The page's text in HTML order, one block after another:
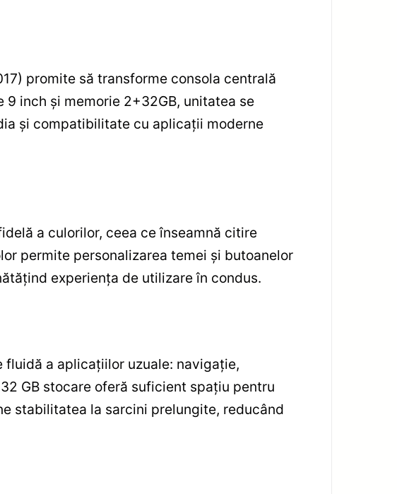
promite să transforme consola centrală
9 inch şi memorie 2+32GB, unitatea se
şi compatibilitate cu aplicaţii moderne
a culorilor, ceea ce înseamnă citire
permite personalizarea temei şi butoanelor
experienţa de utilizare în condus.
fluidă a aplicaţiilor uzuale: navigaţie,
GB stocare oferă suficient spaţiu pentru
stabilitatea la sarcini prelungite, reducând